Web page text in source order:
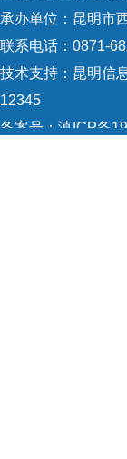
承办单位：昆明市
联系电话：0871-
技术支持： 昆明信
12345
备案号： 滇ICP备